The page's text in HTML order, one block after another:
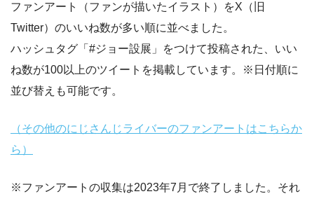
ファンアート（ファンが描いたイラスト）をX（旧
Twitter）のいいね数が多い順に並べました。
ハッシュタグ「#ジョー設展」をつけて投稿された、いい
ね数が100以上のツイートを掲載しています。※日付順に
並び替えも可能です。
（その他のにじさんじライバーのファンアートはこちらか
ら）
※ファンアートの収集は2023年7月で終了しました。それ